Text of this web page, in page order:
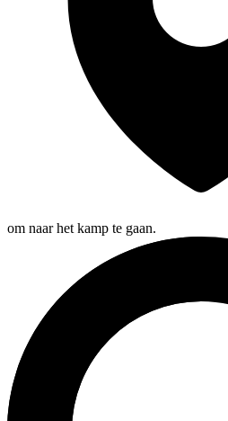
om naar het kamp te gaan.